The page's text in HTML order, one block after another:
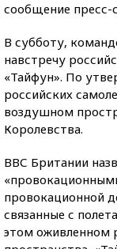
сообщение пресс-
В субботу,
навстречу
«Тайфун». По
российских
воздушном
Королевства.
ВВС Британии
провокационной
связанные с
этом оживленном